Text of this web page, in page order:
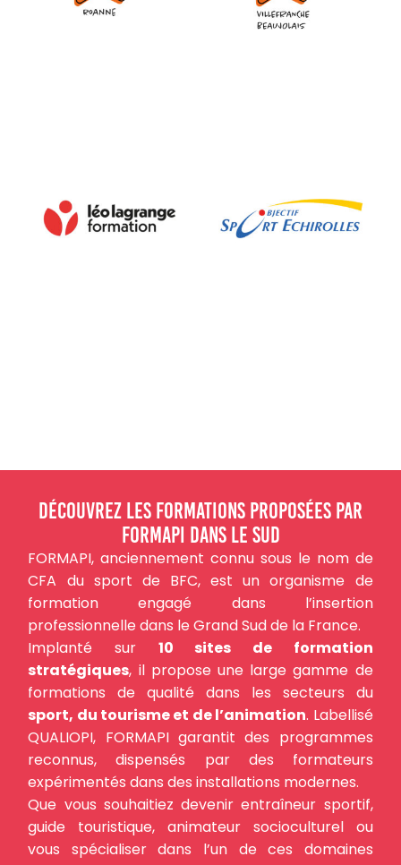
Découvrez les formations proposées par
FORMAPI dans le Sud
FORMAPI, anciennement connu sous le nom de
CFA du sport de BFC, est un organisme de
formation engagé dans l’insertion
professionnelle dans le Grand Sud de la France.
Implanté sur 10 sites de formation
stratégiques, il propose une large gamme de
formations de qualité dans les secteurs du
sport, du tourisme et de l’animation. Labellisé
QUALIOPI, FORMAPI garantit des programmes
reconnus, dispensés par des formateurs
expérimentés dans des installations modernes.
Que vous souhaitiez devenir entraîneur sportif,
guide touristique, animateur socioculturel ou
vous spécialiser dans l’un de ces domaines